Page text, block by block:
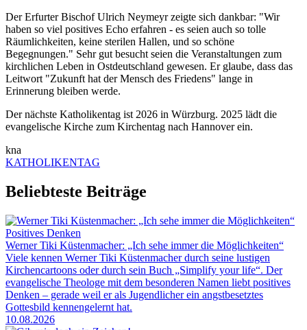
Der Erfurter Bischof Ulrich Neymeyr zeigte sich dankbar: "Wir
haben so viel positives Echo erfahren - es seien auch so tolle
Räumlichkeiten, keine sterilen Hallen, und so schöne
Begegnungen." Sehr gut besucht seien die Veranstaltungen zum
kirchlichen Leben in Ostdeutschland gewesen. Er glaube, dass das
Leitwort "Zukunft hat der Mensch des Friedens" lange in
Erinnerung bleiben werde.
Der nächste Katholikentag ist 2026 in Würzburg. 2025 lädt die
evangelische Kirche zum Kirchentag nach Hannover ein.
kna
KATHOLIKENTAG
Beliebteste Beiträge
Positives Denken
Werner Tiki Küstenmacher: „Ich sehe immer die Möglichkeiten“
Viele kennen Werner Tiki Küstenmacher durch seine lustigen
Kirchencartoons oder durch sein Buch „Simplify your life“. Der
evangelische Theologe mit dem besonderen Namen liebt positives
Denken – gerade weil er als Jugendlicher ein angstbesetztes
Gottesbild kennengelernt hat.
10.08.2026